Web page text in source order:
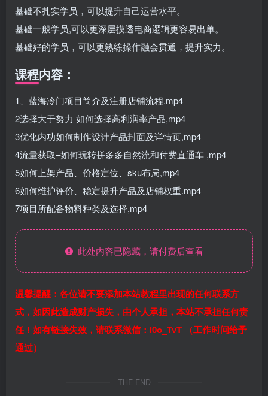
基础不扎实学员，可以提升自己运营水平。
基础一般学员,可以更深层摸透电商逻辑更容易出单。
基础好的学员，可以更熟练操作融会贯通，提升实力。
课程内容：
1、蓝海冷门项目简介及注册店铺流程.mp4
2选择大于努力 如何选择高利润率产品,mp4
3优化内功如何制作设计产品封面及详情页,mp4
4流量获取–如何玩转拼多多自然流和付费直通车 ,mp4
5如何上架产品、价格定位、sku布局,mp4
6如何维护评价、稳定提升产品及店铺权重.mp4
7项目所配备物料种类及选择,mp4
此处内容已隐藏，请付费后查看
温馨提醒：各位请不要添加本站教程里出现的任何联系方
式，如因此造成财产损失，由个人承担，本站不承担任何责
任！如有链接失效，请联系微信：i0o_TvT （工作时间给予
通过）
THE END